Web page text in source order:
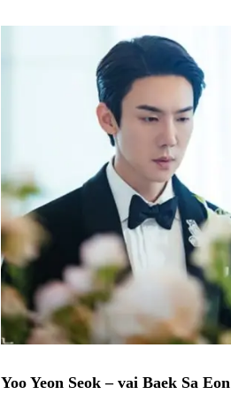
Yoo Yeon Seok – vai Baek Sa Eon